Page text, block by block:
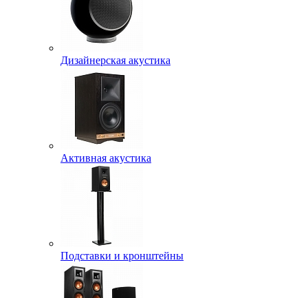
Дизайнерская акустика
Активная акустика
Подставки и кронштейны